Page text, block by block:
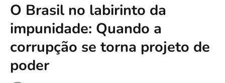
O Brasil no labirinto da
impunidade: Quando a
corrupção se torna projeto de
poder